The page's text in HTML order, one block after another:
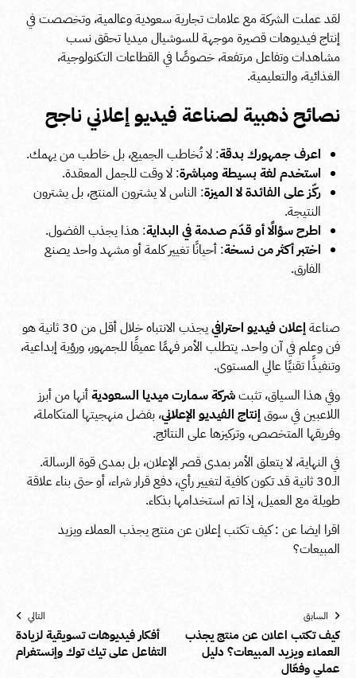
لقد عملت الشركة مع علامات تجارية سعودية وعالمية، وتخصصت في
إنتاج فيديوهات قصيرة موجهة للسوشيال ميديا تحقق نسب
مشاهدات وتفاعل مرتفعة، خصوصًا في القطاعات التكنولوجية،
الغذائية، والتعليمية.
نصائح ذهبية لصناعة فيديو إعلاني ناجح
اعرف جمهورك بدقة: لا تُخاطب الجميع، بل خاطب من يهمك.
استخدم لغة بسيطة ومباشرة: لا وقت للجمل المعقدة.
ركّز على الفائدة لا الميزة: الناس لا يشترون المنتج، بل يشترون
النتيجة.
اطرح سؤالًا أو قدّم صدمة في البداية: هذا يجذب الفضول.
اختبر أكثر من نسخة: أحيانًا تغيير كلمة أو مشهد واحد يصنع
الفارق.
صناعة إعلان فيديو احترافي
يجذب الانتباه خلال أقل من 30 ثانية هو
فن وعلم في آن واحد. يتطلب الأمر فهمًا عميقًا للجمهور، ورؤية إبداعية،
وتنفيذًا تقنيًا عالي المستوى.
وفي هذا السياق، تثبتشركة سمارت ميديا السعوديةأنها من أبرز
اللاعبين في سوق إنتاج الفيديو الإعلاني، بفضل منهجيتها المتكاملة،
وفريقها المتخصص، وتركيزها على النتائج.
في النهاية، لا يتعلق الأمر بمدى قصر الإعلان، بل بمدى قوة الرسالة.
الـ30 ثانية قد تكون كافية لتغيير رأي، دفع قرار شراء، أو حتى بناء علاقة
طويلة مع العميل، إذا تم استخدامها بذكاء.
اقرا ايضا عن :كيف تكتب إعلان عن منتجيجذب العملاء ويزيد
المبيعات؟
السابق
كيف تكتب اعلان عن منتج يجذب
العملاء ويزيد المبيعات؟ دليل
عملي وفعّال
التالي
أفكار فيديوهات تسويقية لزيادة
التفاعل على تيك توك وإنستغرام